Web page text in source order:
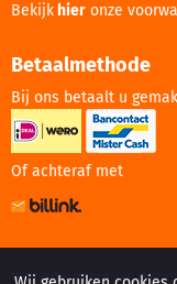
Bekijk hier onze
Betaalmethode
Bij ons betaalt u
Of achteraf met
Website gemaakt door: